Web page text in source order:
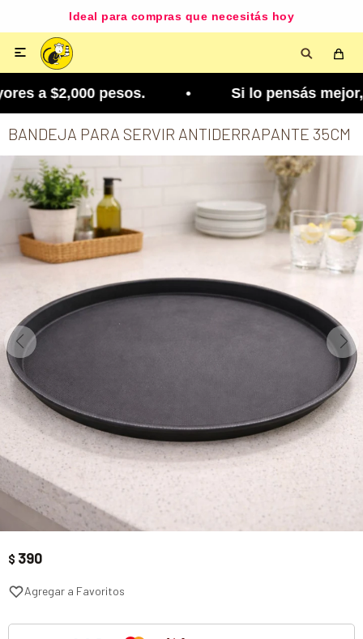
Ideal para compras que necesitás hoy

a $2,000 pesos. • Si lo pensás mejor, lo
BANDEJA PARA SERVIR ANTIDERRAPANTE 35CM
$ 390